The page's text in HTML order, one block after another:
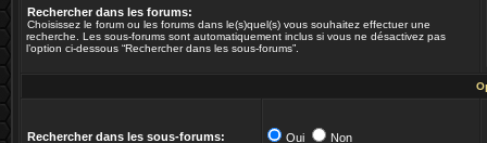
Rechercher dans les forums:
Choisissez le forum ou les forums dans le(s)quel(s) vous souhaitez effectuer une
recherche. Les sous-forums sont automatiquement inclus si vous ne désactivez pas
l’option ci-dessous “Rechercher dans les sous-forums”.
Rechercher dans les sous-forums: Oui Non